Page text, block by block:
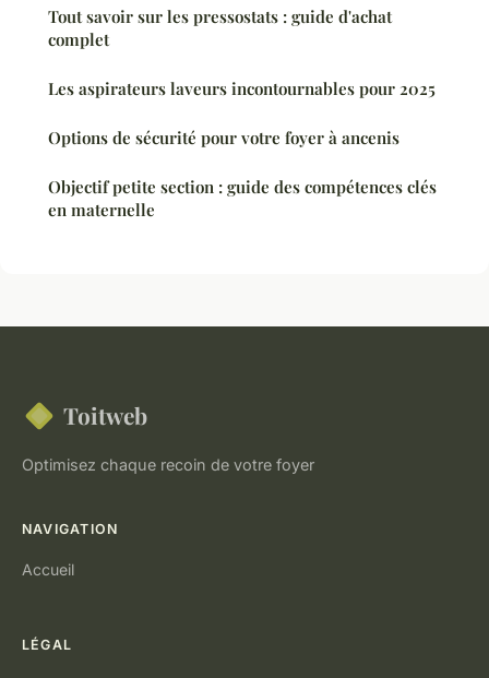
Tout savoir sur les pressostats : guide d'achat
complet
Les aspirateurs laveurs incontournables pour 2025
Options de sécurité pour votre foyer à ancenis
Objectif petite section : guide des compétences clés
en maternelle
Toitweb
Optimisez chaque recoin de votre foyer
NAVIGATION
Accueil
LÉGAL